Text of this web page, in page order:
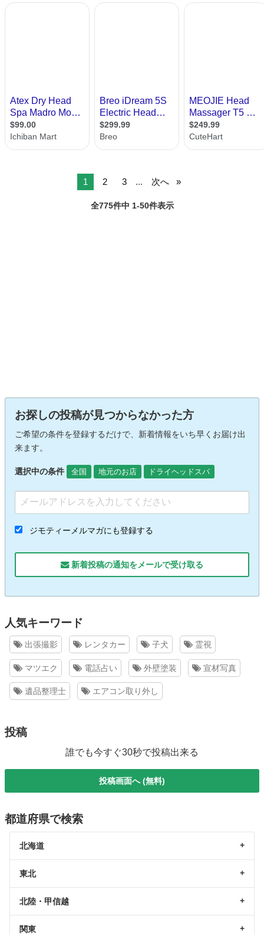
1 2 3 ... 次へ
全775件中 1-50件表示
お探しの投稿が見つからなかった方
ご希望の条件を登録するだけで、新着情報をいち早くお届け出
来ます。
選択中の条件 全国 地元のお店 ドライヘッドスパ
ジモティーメルマガにも登録する
新着投稿の通知をメールで受け取る
人気キーワード
出張撮影 レンタカー 子犬 霊視
マツエク 電話占い 外壁塗装 宣材写真
遺品整理士 エアコン取り外し
投稿
誰でも今すぐ30秒で投稿出来る
投稿画面へ (無料)
都道府県で検索
北海道
東北
北陸・甲信越
関東